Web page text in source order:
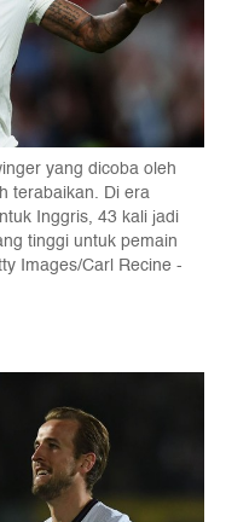
yang dicoba oleh
terabaikan. Di era
Inggris, 43 kali jadi
tinggi untuk pemain
Images/Carl Recine -